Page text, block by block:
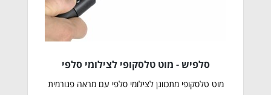
סלפיש - מוט טלסקופי לצילומי סלפי
מוט טלסקופי מתכוונן לצילומי סלפי עם מראה פנורמית